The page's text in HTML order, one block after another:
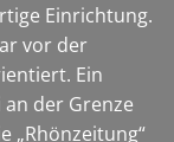
Einrichtung.
vor der
Ein
der Grenze
„Rhönzeitung“